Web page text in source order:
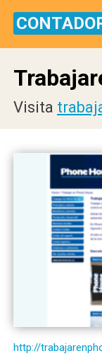
Visita
http://